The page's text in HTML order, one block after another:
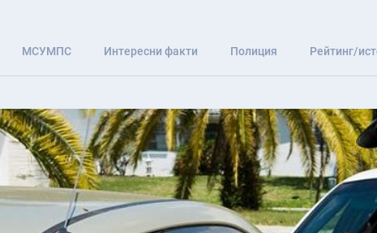
МСУМПС Интересни факти Полиция Рейтинг/